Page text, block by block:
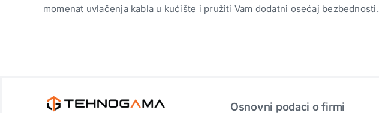
momenat uvlačenja kabla u kućište i pružiti Vam dodatni osećaj bezbednosti.
Osnovni podaci o firmi